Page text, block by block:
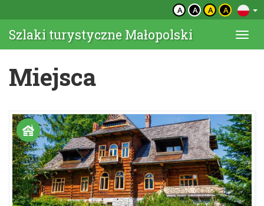
A A A A
Szlaki turystyczne Małopolski
Miejsca